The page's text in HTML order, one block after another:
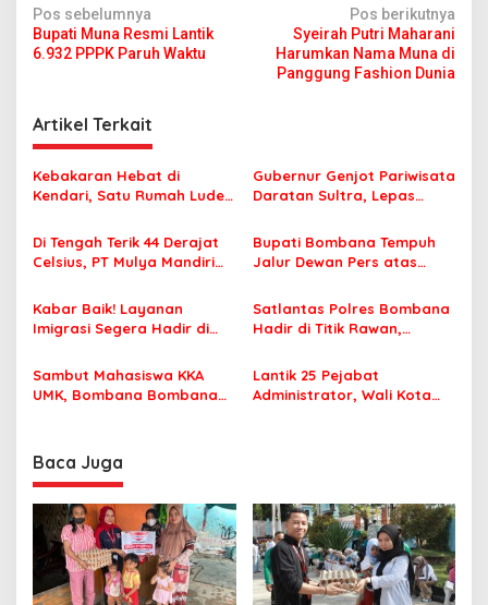
N
a
i
g
a
s
i
p
s
Pos sebelumnya
Bupati Muna Resmi Lantik
6.932 PPPK Paruh Waktu
Pos berikutnya
Syeirah Putri Maharani
Harumkan Nama Muna di
Panggung Fashion Dunia
Artikel Terkait
Kebakaran Hebat di
Kendari, Satu Rumah Ludes
Gubernur Genjot Pariwisata
Daratan Sultra, Lepas
Tiga Kabupaten Unggulan
Di Tengah Terik 44 Derajat
Celsius, PT Mulya Mandiri
Jamaah Tetap Sehat dan
Nyaman Beribadah
Bupati Bombana Tempuh
Jalur Dewan Pers atas
Korupsi Jembatan Cirauci II
Kabar Baik! Layanan
Imigrasi Segera Hadir di
Perlu Lagi ke Kendari
Satlantas Polres Bombana
Hadir di Titik Rawan,
Sekolah dengan Aman
Sambut Mahasiswa KKA
UMK, Bombana Bombana
Lantik 25 Pejabat
Administrator, Wali Kota
Baca Juga